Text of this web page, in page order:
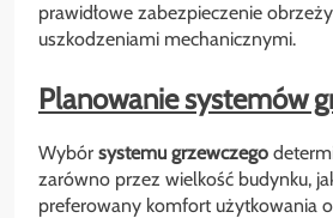
prawidłowe zabezpieczenie
uszkodzeniami mechanicznymi.
Planowanie systemów
Wybór systemu grzewczego
zarówno przez wielkość budynku,
preferowany komfort użytkowania